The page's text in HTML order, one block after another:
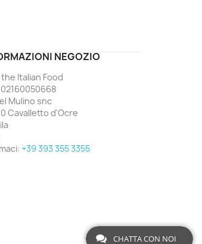
NEGOZIO
the Italian Food
02160050668
Mulino snc
Cavalletto d'Ocre
+39 393 355 3355
CHATTA CON NOI